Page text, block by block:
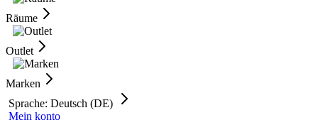
Räume
Outlet
Marken
Sprache: Deutsch (DE)
Mein konto